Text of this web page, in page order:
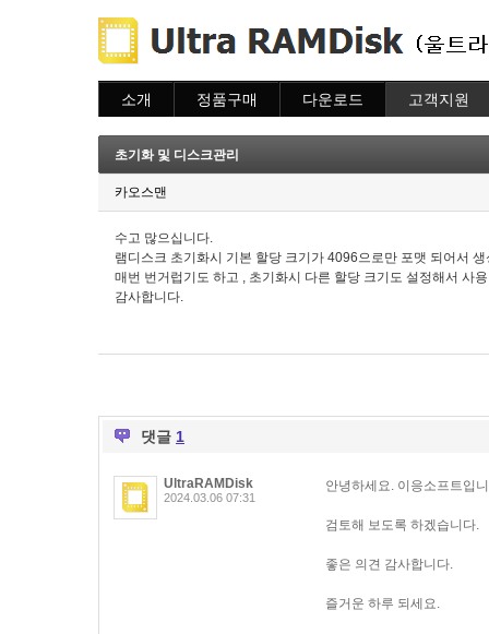
소개 정품구매
주문조회
이용안내
다운로드 고객지원
질문하기
초기화 및 디스크관리
카오스맨
수고 많으십니다.
램디스크 초기화시 기본 할당 크기가 4096으로만 포맷 되어서
매번 번거럽기도 하고 , 초기화시 다른 할당 크기도 설정해서 사
감사합니다.
댓글 1
UltraRAMDisk
2024.03.06 07:31
안녕하세요. 이응소프트입
검토해 보도록 하겠습니다.
좋은 의견 감사합니다.
즐거운 하루 되세요.